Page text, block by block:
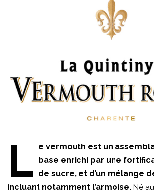
L
e vermouth est un
base enrichi par une
de sucre, et d’un mélange
incluant notamment l’armoise. Né